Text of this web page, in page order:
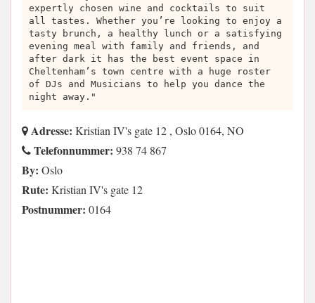
expertly chosen wine and cocktails to suit
all tastes. Whether you’re looking to enjoy a
tasty brunch, a healthy lunch or a satisfying
evening meal with family and friends, and
after dark it has the best event space in
Cheltenham’s town centre with a huge roster
of DJs and Musicians to help you dance the
night away."
Adresse: Kristian IV's gate 12 , Oslo 0164, NO
Telefonnummer: 938 74 867
By: Oslo
Rute: Kristian IV's gate 12
Postnummer: 0164